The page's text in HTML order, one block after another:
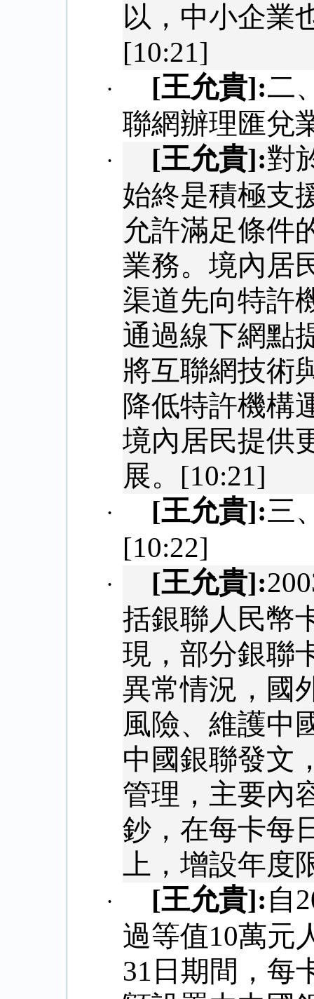
以，中小企業
[10:21]
· [王允貴]:二
聯網辦理匯兌
· [王允貴]:對
始終是積極支
允許滿足條件
業務。境內居
渠道先向特許
通過線下網點
將互聯網技術
降低特許機構
境內居民提供
展。 [10:21]
· [王允貴]:三
[10:22]
· [王允貴]:
括銀聯人民幣
現，部分銀聯
異常情況，國
風險、維護中
中國銀聯發文
管理，主要內
鈔，在每卡每
上，增設年度
· [王允貴]:自
過等值10萬元
31 日期間，每